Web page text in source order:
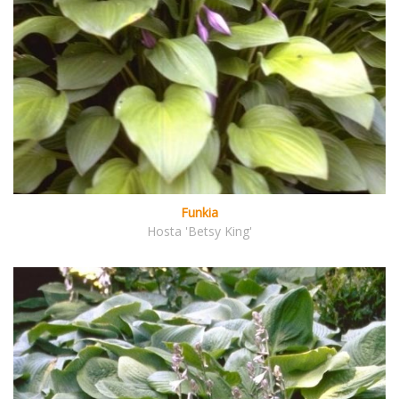
Funkia
Hosta 'Betsy King'